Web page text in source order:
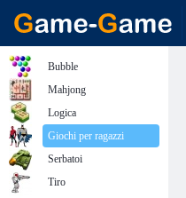
Bubble
Mahjong
Logica
Giochi per ragazzi
Serbatoi
Tiro